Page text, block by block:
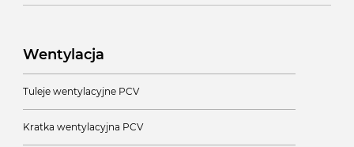
Wentylacja
Tuleje wentylacyjne PCV
Kratka wentylacyjna PCV